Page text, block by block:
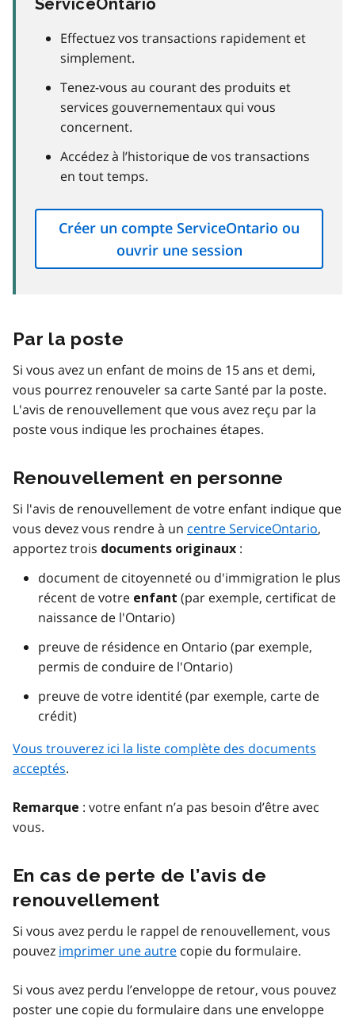
Effectuez vos transactions rapidement et
simplement.
Tenez-vous au courant des produits et
services gouvernementaux qui vous
concernent.
Accédez à l’historique de vos transactions
en tout temps.
Créer un compte ServiceOntario ou
ouvrir une session
Par la poste
Si vous avez un enfant de moins de 15 ans et demi,
vous pourrez renouveler sa carte Santé par la poste.
L'avis de renouvellement que vous avez reçu par la
poste vous indique les prochaines étapes.
Renouvellement en personne
Si l'avis de renouvellement de votre enfant indique que
vous devez vous rendre à un centre ServiceOntario,
apportez trois documents originaux :
document de citoyenneté ou d'immigration le plus
récent de votre enfant (par exemple, certificat de
naissance de l'Ontario)
preuve de résidence en Ontario (par exemple,
permis de conduire de l'Ontario)
preuve de votre identité (par exemple, carte de
crédit)
Vous trouverez ici la liste complète des documents
acceptés.
Remarque : votre enfant n’a pas besoin d’être avec
vous.
En cas de perte de l’avis de
renouvellement
Si vous avez perdu le rappel de renouvellement, vous
pouvez imprimer une autre copie du formulaire.
Si vous avez perdu l’enveloppe de retour, vous pouvez
poster une copie du formulaire dans une enveloppe